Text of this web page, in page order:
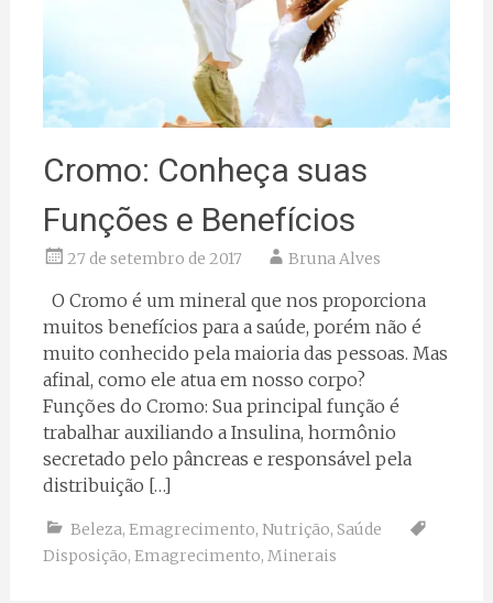
Cromo: Conheça suas
Funções e Benefícios
27 de setembro de 2017 Bruna Alves
O Cromo é um mineral que nos proporciona
muitos benefícios para a saúde, porém não é
muito conhecido pela maioria das pessoas. Mas
afinal, como ele atua em nosso corpo?
Funções do Cromo: Sua principal função é
trabalhar auxiliando a Insulina, hormônio
secretado pelo pâncreas e responsável pela
distribuição […]
Beleza, Emagrecimento, Nutrição, Saúde
Disposição, Emagrecimento, Minerais